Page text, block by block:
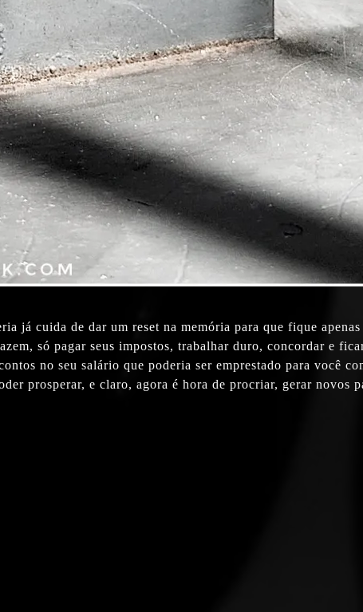
já cuida de dar um reset na memória para que fique
só pagar seus impostos, trabalhar duro, concordar e
no seu salário que poderia ser emprestado para você
prosperar, e claro, agora é hora de procriar, gerar novos